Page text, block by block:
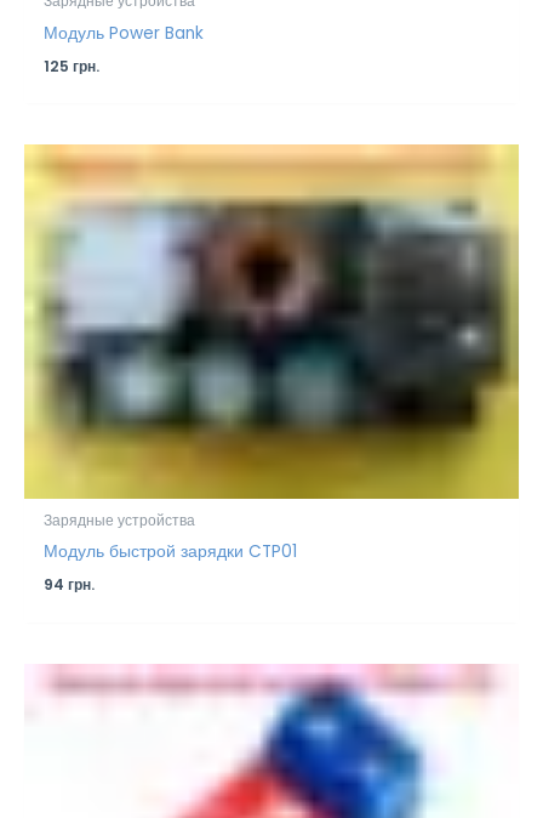
Модуль Power Bank
125грн.
Зарядные устройства
Модуль быстрой зарядки CTP01
94грн.